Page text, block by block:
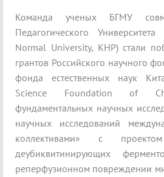
Команда ученых БГМУ
Педагогического
Normal University, КНР) стали
грантов Российского научного
фонда естественных наук
Science Foundation of
фундаментальных научных
научных исследований
коллективами» с
деубиквитинирующих
реперфузионном повреждении